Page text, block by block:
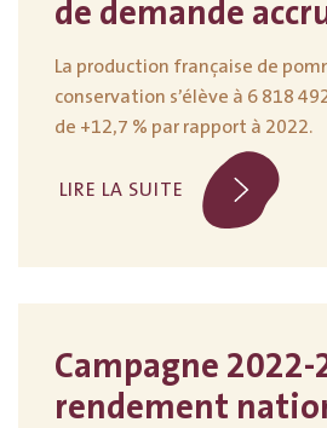
de demande
La production française de
conservation s’élève à 6 818
de +12,7 % par rapport à 2022.
LIRE LA SUITE
Campagne 2022-
rendement